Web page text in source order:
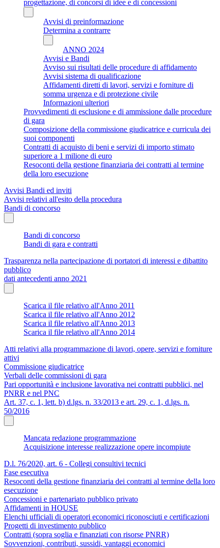
progettazione, di concorsi di idee e di concessioni
Avvisi di preinformazione
Determina a contrarre
ANNO 2024
Avvisi e Bandi
Avviso sui risultati delle procedure di affidamento
Avvisi sistema di qualificazione
Affidamenti diretti di lavori, servizi e forniture di
somma urgenza e di protezione civile
Informazioni ulteriori
Provvedimenti di esclusione e di ammissione dalle procedure
di gara
Composizione della commissione giudicatrice e curricula dei
suoi componenti
Contratti di acquisto di beni e servizi di importo stimato
superiore a 1 milione di euro
Resoconti della gestione finanziaria dei contratti al termine
della loro esecuzione
Avvisi Bandi ed inviti
Avvisi relativi all'esito della procedura
Bandi di concorso
Bandi di concorso
Bandi di gara e contratti
Trasparenza nella partecipazione di portatori di interessi e dibattito
pubblico
dati antecedenti anno 2021
Scarica il file relativo all'Anno 2011
Scarica il file relativo all'Anno 2012
Scarica il file relativo all'Anno 2013
Scarica il file relativo all'Anno 2014
Atti relativi alla programmazione di lavori, opere, servizi e forniture
attivi
Commissione giudicatrice
Verbali delle commissioni di gara
Pari opportunità e inclusione lavorativa nei contratti pubblici, nel
PNRR e nel PNC
Art. 37, c. 1, lett. b) d.lgs. n. 33/2013 e art. 29, c. 1, d.lgs. n.
50/2016
Mancata redazione programmazione
Acquisizione interesse realizzazione opere incompiute
D.l. 76/2020, art. 6 - Collegi consultivi tecnici
Fase esecutiva
Resoconti della gestione finanziaria dei contratti al termine della loro
esecuzione
Concessioni e partenariato pubblico privato
Affidamenti in HOUSE
Elenchi ufficiali di operatori economici riconosciuti e certificazioni
Progetti di investimento pubblico
Contratti (sopra soglia e finanziati con risorse PNRR)
Sovvenzioni, contributi, sussidi, vantaggi economici